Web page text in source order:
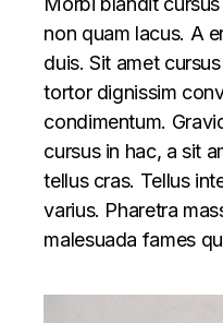
non quam lacus. A
duis. Sit amet
tortor dignissim
condimentum.
cursus in hac, a sit
tellus cras. Tellus
varius. Pharetra
malesuada fames